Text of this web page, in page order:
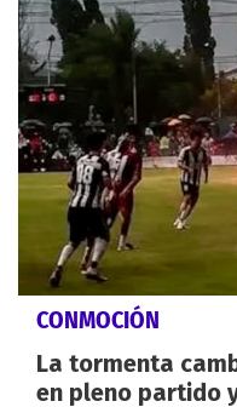
CONMOCIÓN
La tormenta
en pleno partido